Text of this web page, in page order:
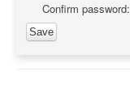
Confirm password: